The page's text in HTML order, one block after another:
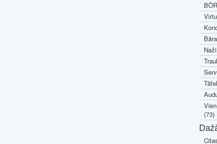
(73)